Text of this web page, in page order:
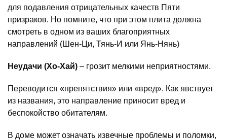
для подавления отрицательных качеств Пяти
призраков. Но помните, что при этом плита должна
смотреть в одном из ваших благоприятных
направлений (Шен-Ци, Тянь-И или Янь-Нянь)
Неудачи (Хо-Хай) – грозит мелкими неприятностями.
Переводится «препятствия» или «вред». Как явствует
из названия, это направление приносит вред и
беспокойство обитателям.
В доме может означать извечные проблемы и поломки,